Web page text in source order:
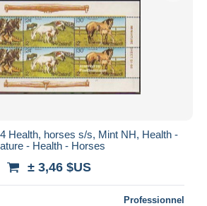
Health, horses s/s, Mint NH, Health -
- Health - Horses
± 3,46 $US
Professionnel